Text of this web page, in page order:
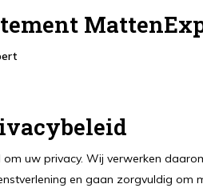
uw privacy. Wij verwerken
en gaan zorgvuldig